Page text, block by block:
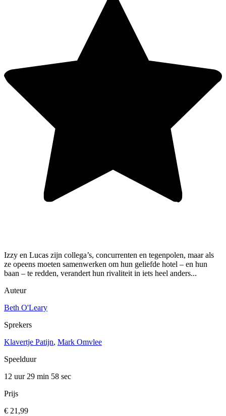
Izzy en Lucas zijn collega’s, concurrenten en tegenpolen, maar als
ze opeens moeten samenwerken om hun geliefde hotel – en hun
baan – te redden, verandert hun rivaliteit in iets heel anders...
Auteur
Beth O'Leary
Sprekers
Klavertje Patijn, Mark Omvlee
Speelduur
12 uur 29 min 58 sec
Prijs
€ 21,99